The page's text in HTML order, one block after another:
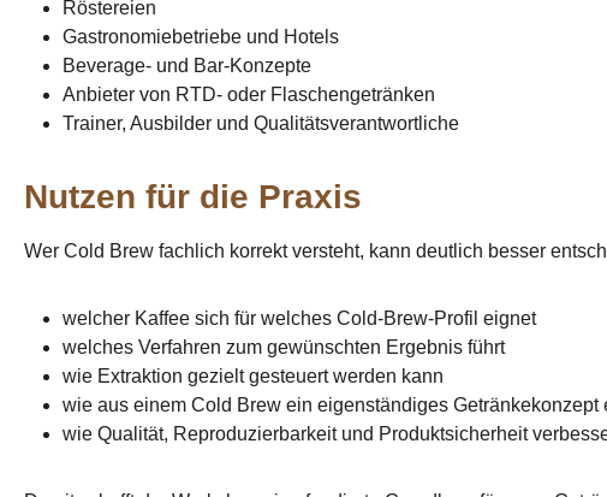
Röstereien
Gastronomiebetriebe und Hotels
Beverage- und Bar-Konzepte
Anbieter von RTD- oder Flaschengetränken
Trainer, Ausbilder und Qualitätsverantwortliche
Nutzen für die Praxis
Wer Cold Brew fachlich korrekt versteht, kann deutlich besser
welcher Kaffee sich für welches Cold-Brew-Profil eignet
welches Verfahren zum gewünschten Ergebnis führt
wie Extraktion gezielt gesteuert werden kann
wie aus einem Cold Brew ein eigenständiges Getränkekonzept
wie Qualität, Reproduzierbarkeit und Produktsicherheit